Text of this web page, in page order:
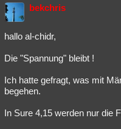
bekchris
hallo al-chidr,
Die "Spannung" bleibt !
Ich hatte gefragt, was mit
begehen.
In Sure 4,15 werden nur die